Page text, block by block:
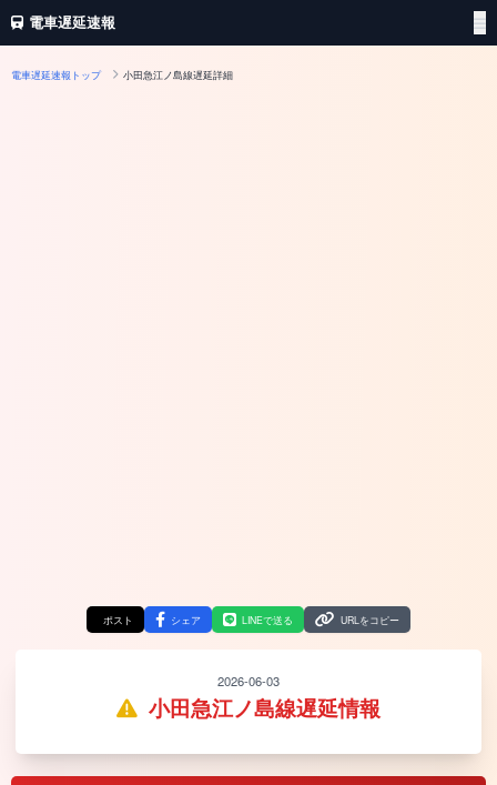
電車遅延速報
電車遅延速報トップ 小田急江ノ島線遅延詳細
ポスト シェア LINEで送る URLをコピー
2026-06-03
小田急江ノ島線遅延情報